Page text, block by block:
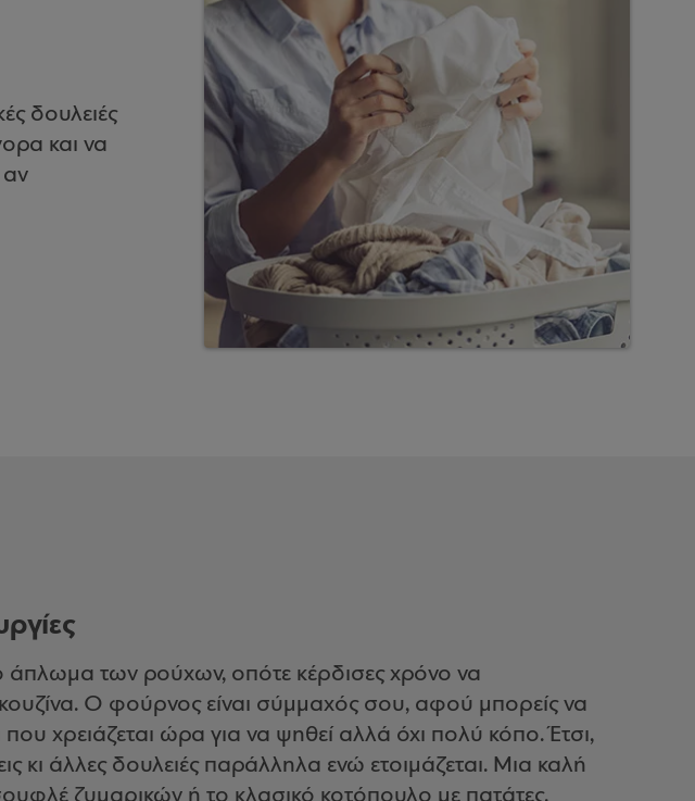
δουλειές
και να
αν
άπλωμα των ρούχων, οπότε κέρδισες χρόνο να
Ο φούρνος είναι σύμμαχός σου, αφού μπορείς να
που χρειάζεται ώρα για να ψηθεί αλλά όχι πολύ κόπο. Έτσι,
κι άλλες δουλειές παράλληλα ενώ ετοιμάζεται. Μια καλή